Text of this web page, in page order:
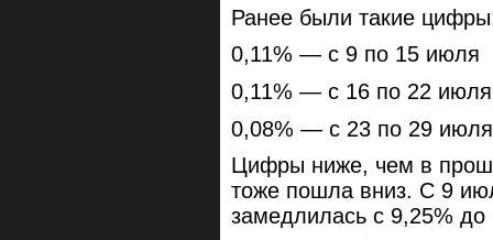
Ранее были такие
0,11% — с 9 по 15 июля
0,11% — с 16 по 22
0,08% — с 23 по 29 июля
Цифры ниже, чем в
тоже пошла вниз. С 9
замедлилась с 9,25%